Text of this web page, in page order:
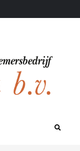
Wierda bv
werk, grondverzet,
Search